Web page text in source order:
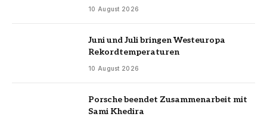
10 August 2026
Juni und Juli bringen Westeuropa
Rekordtemperaturen
10 August 2026
Porsche beendet Zusammenarbeit mit
Sami Khedira